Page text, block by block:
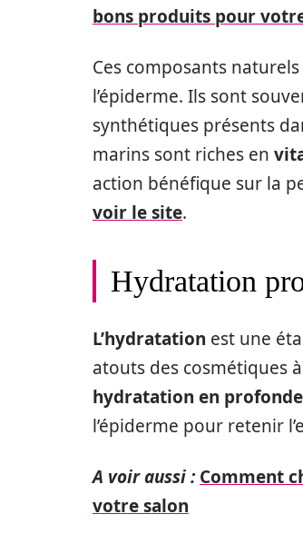
bons produits pour
Ces composants
l’épiderme. Ils sont
synthétiques présents
marins sont riches en
action bénéfique sur la
voir le site.
Hydratation
L’hydratation est une
atouts des cosmétiques à
hydratation en
l’épiderme pour retenir
A voir aussi : Comment
votre salon